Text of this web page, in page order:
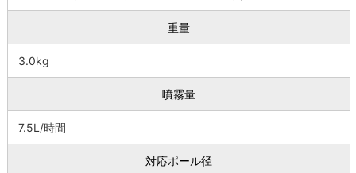
重量
3.0kg
噴霧量
7.5L/時間
対応ポール径